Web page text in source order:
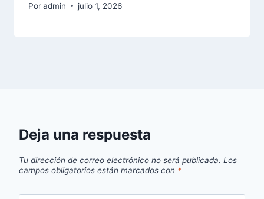
Poradmin julio 1, 2026
Deja una respuesta
Tu dirección de correo electrónico no será publicada. Los
campos obligatorios están marcados con *